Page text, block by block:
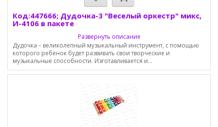
Код:447666; Дудочка-3 "Веселый оркестр" микс,
И-4106 в пакете
Развернуть описание
Дудочка – великолепный музыкальный инструмент, с помощью
которого ребенок будет развивать свои творческие и
музыкальные способности. Изготавливается и...